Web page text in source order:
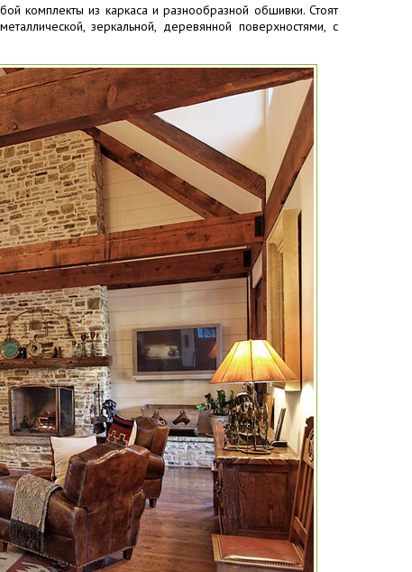
комплекты из каркаса и разнообразной обшивки. Стоят
зеркальной, деревянной поверхностями, с